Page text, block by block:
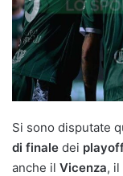
Si sono disputate
di finale dei
anche il Vicenza, il